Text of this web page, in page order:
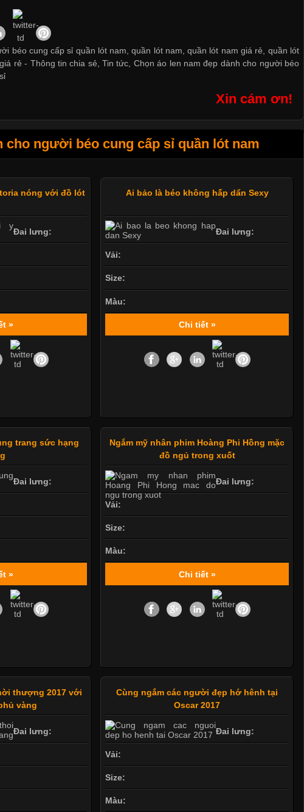
béo cung cấp sỉ quần lót nam, quần lót nam, quần lót nam giá rẻ, quần lót
rẻ - Thông tin chia sẻ,Tin tức, Chọn áo len nam đẹp dành cho người béo
Xin cám ơn!
cho người béo cung cấp sỉ quần lót nam
nóng với đồ lót
Đai lưng:
»
Ai bảo là béo không hấp dẩn Sexy
Đai lưng:
Vải:
Size:
Màu:
Chi tiết »
trang sức hạng
Đai lưng:
»
Ngắm mỹ nhân phim Hoàng Phi Hồng mặc
đồ ngủ trong xuốt
Đai lưng:
Vải:
Size:
Màu:
Chi tiết »
thượng 2017 với
vàng
Đai lưng:
Cùng ngắm các người đẹp hớ hênh tại
Oscar 2017
Đai lưng:
Vải:
Size:
Màu: